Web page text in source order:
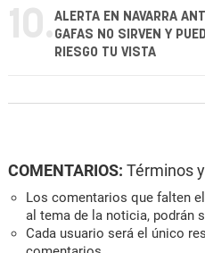
10.ALERTA EN NAVARRA
GAFAS NO SIRVEN Y
RIESGO TU VISTA
COMENTARIOS: Términos
Los comentarios que falten
al tema de la noticia, podrán
Cada usuario será el único